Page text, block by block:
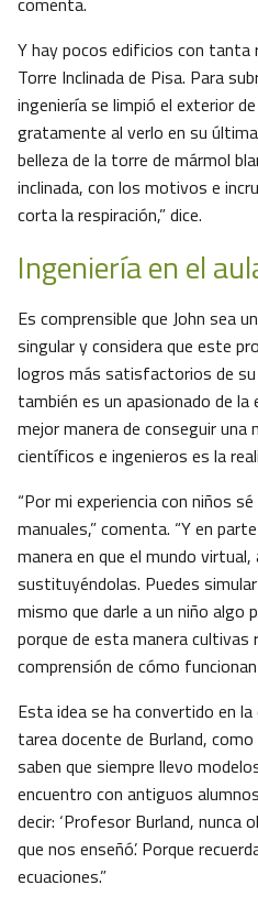
Y hay pocos edificios con tanta
Torre Inclinada de Pisa. Para
ingeniería se limpió el exterior
gratamente al verlo en su
belleza de la torre de mármol
inclinada, con los motivos e
corta la respiración,” dice.
Ingeniería en el
Es comprensible que John sea
singular y considera que este
logros más satisfactorios de
también es un apasionado de la
mejor manera de conseguir una
científicos e ingenieros es la
“Por mi experiencia con niños
manuales,” comenta. “Y en
manera en que el mundo
sustituyéndolas. Puedes
mismo que darle a un niño algo
porque de esta manera cultivas
comprensión de cómo
Esta idea se ha convertido en
tarea docente de Burland, como
saben que siempre llevo
encuentro con antiguos
decir: ‘Profesor Burland, nunca
que nos enseñó’. Porque
ecuaciones.”